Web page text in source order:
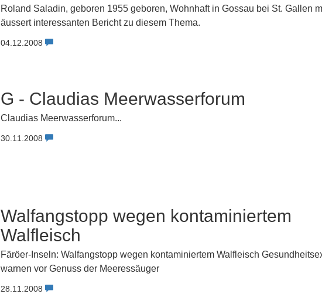
Roland Saladin, geboren 1955 geboren, Wohnhaft in Gossau bei St. Gallen
äussert interessanten Bericht zu diesem Thema.
04.12.2008
G - Claudias Meerwasserforum
Claudias Meerwasserforum...
30.11.2008
Walfangstopp wegen kontaminiertem
Walfleisch
Färöer-Inseln: Walfangstopp wegen kontaminiertem Walfleisch
warnen vor Genuss der Meeressäuger
28.11.2008